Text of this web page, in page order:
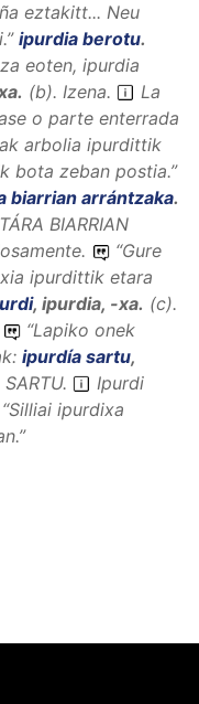
eztakitt... Neu
” ipurdia berotu.
eoten, ipurdia
. (b). Izena.
La
o parte enterrada
arbolia ipurdittik
bota zeban postia.”
biarrian arrántzaka.
BIARRIAN
“Gure
ipurdittik etara
, ipurdia, -xa. (c).
“Lapiko onek
ipurdía sartu,
SARTU.
Ipurdi
“Silliai ipurdixa
”